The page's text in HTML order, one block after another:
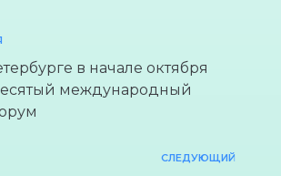
в начале октября
международный
СЛЕДУЮЩИЙ